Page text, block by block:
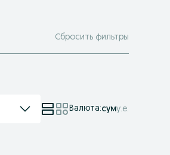
Сбросить фильтры
Валюта:суму.е.